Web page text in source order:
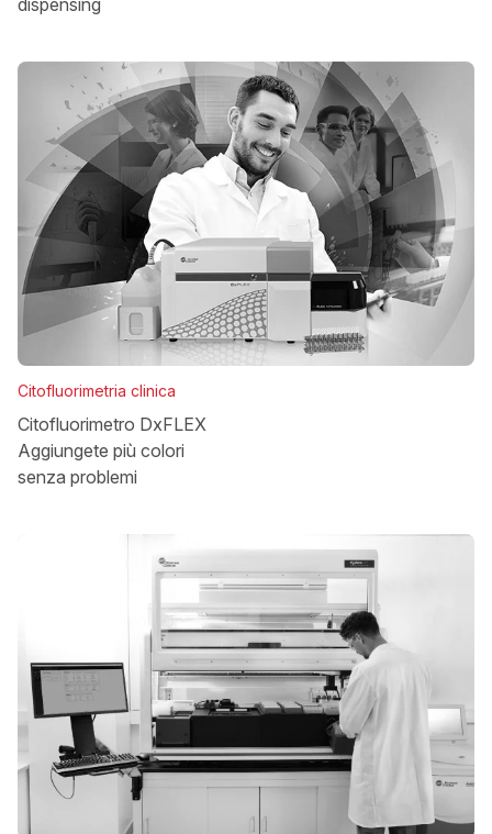
Citofluorimetria clinica
Citofluorimetro DxFLEX
Aggiungete più colori
senza problemi